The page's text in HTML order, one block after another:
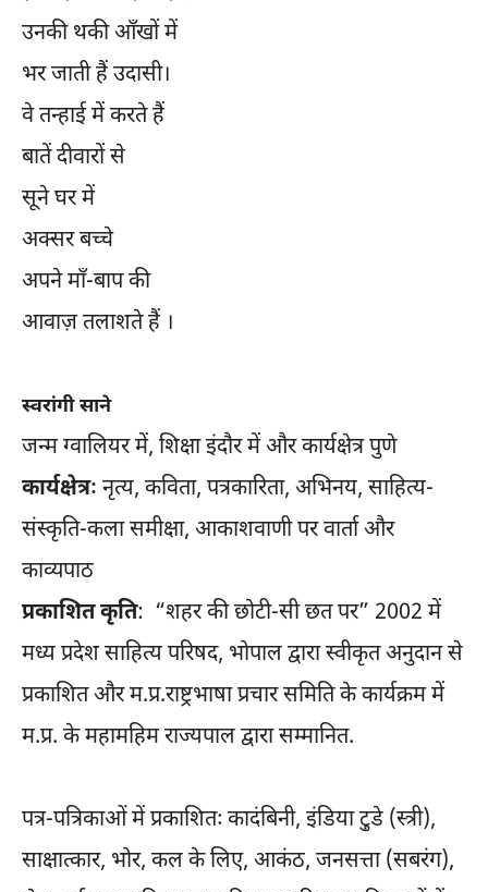
उनकी थकी आँखों में
भर जाती हैं उदासी।
वे तन्हाई में करते हैं
बातें दीवारों से
सूने घर में
अक्सर बच्चे
अपने माँ-बाप की
आवाज़ तलाशते हैं ।
स्वरांगी साने
जन्म ग्वालियर में, शिक्षा इंदौर में और कार्यक्षेत्र पुणे
कार्यक्षेत्रः नृत्य, कविता, पत्रकारिता, अभिनय, साहित्य-
संस्कृति-कला समीक्षा, आकाशवाणी पर वार्ता और
काव्यपाठ
प्रकाशित कृति: “शहर की छोटी-सी छत पर” 2002 में
मध्य प्रदेश साहित्य परिषद, भोपाल द्वारा स्वीकृत अनुदान से
प्रकाशित और म.प्र.राष्ट्रभाषा प्रचार समिति के कार्यक्रम में
म.प्र. के महामहिम राज्यपाल द्वारा सम्मानित.
पत्र-पत्रिकाओं में प्रकाशितः कादंबिनी, इंडिया टु़डे (स्त्री),
साक्षात्कार, भोर, कल के लिए, आकंठ, जनसत्ता (सबरंग),